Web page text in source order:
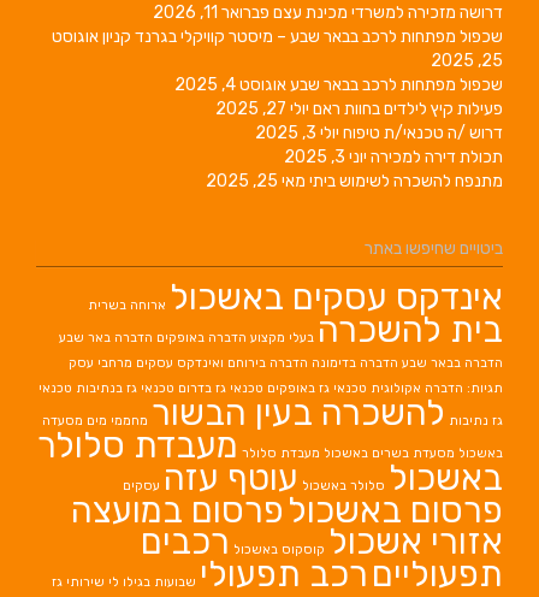
דרושה מזכירה למשרדי מכינת עצם פברואר 11, 2026
שכפול מפתחות לרכב בבאר שבע – מיסטר קוויקלי בגרנד קניוןאוגוסט
25, 2025
שכפול מפתחות לרכב בבאר שבעאוגוסט 4, 2025
פעילות קיץ לילדים בחוות ראם יולי 27, 2025
דרוש /ה טכנאי/ת טיפוח יולי 3, 2025
תכולת דירה למכירה יוני 3, 2025
מתנפח להשכרה לשימוש ביתי מאי 25, 2025
ביטויים שחיפשו באתר
אינדקס עסקים באשכול ארוחה בשרית
בית להשכרה בעלי מקצוע הדברה באופקים הדברה באר שבע
הדברה בבאר שבע הדברה בדימונה הדברה בירוחם ואינדקס עסקים מרחבי עסק
תגיות: הדברה אקולוגית טכנאי גז באופקים טכנאי גז בדרום טכנאי גז בנתיבות טכנאי
גז נתיבות להשכרה בעין הבשור מחממי מים מסעדה
באשכול מסעדת בשרים באשכול מעבדת סלולר מעבדת סלולר
באשכול סלולר באשכול עוטף עזה עסקים
פרסום באשכול פרסום במועצה
אזורי אשכול קוסקוס באשכול רכבים
תפעוליים רכב תפעולי שבועות בגילו לי שירותי גז